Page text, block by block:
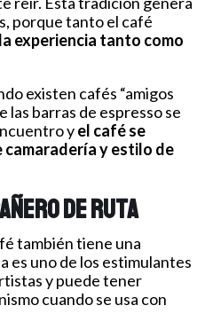
porque tanto el café
experiencia tanto como
existen cafés “amigos
las barras de espresso se
yel café se
y estilo de
de ruta
también tiene una
es uno de los estimulantes
y puede tener
cuando se usa con